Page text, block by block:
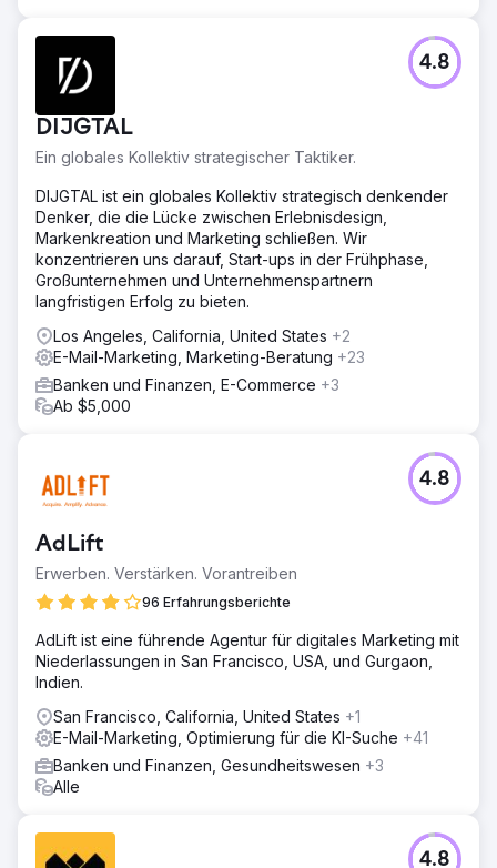
stiegen unsere Online-Verkäufe um 30 % und konnten
die Verluste während der Pandemie ausgleichen. Dieses
Unternehmen hat alles, was ich brauche.
Zur Agenturseite
DIJGTAL
Ein globales Kollektiv strategischer Taktiker.
4.8
DIJGTAL ist ein globales Kollektiv strategisch denkender
Denker, die die Lücke zwischen Erlebnisdesign,
Markenkreation und Marketing schließen. Wir
konzentrieren uns darauf, Start-ups in der Frühphase,
Großunternehmen und Unternehmenspartnern
langfristigen Erfolg zu bieten.
Los Angeles, California, United States +2
E-Mail-Marketing, Marketing-Beratung +23
Banken und Finanzen, E-Commerce +3
Ab $5,000
AdLift
Erwerben. Verstärken. Vorantreiben
96 Erfahrungsberichte
4.8
AdLift ist eine führende Agentur für digitales Marketing mit
Niederlassungen in San Francisco, USA, und Gurgaon,
Indien.
San Francisco, California, United States +1
E-Mail-Marketing, Optimierung für die KI-Suche +41
Banken und Finanzen, Gesundheitswesen +3
Alle
4.8